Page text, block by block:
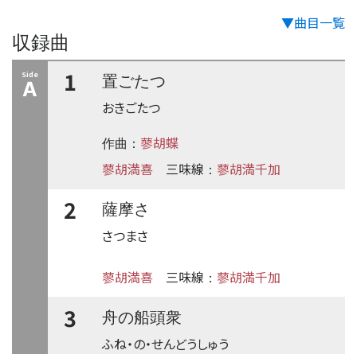
▼曲目一覧
収録曲
Side
A 1
置ごたつ
おきごたつ
作曲： 蓼胡蝶
蓼胡満喜
三味線 ： 蓼胡満千加
2
薩摩さ
さつまさ
蓼胡満喜 三味線 ： 蓼胡満千加
3
舟の船頭衆
ふね・の・せんどうしゅう